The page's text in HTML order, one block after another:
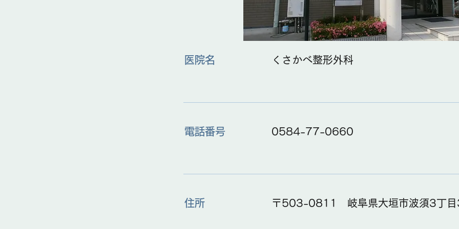
医院名 くさかべ整形外科
電話番号 0584-77-0660
住所 〒503-0811 岐阜県大垣市波須3丁